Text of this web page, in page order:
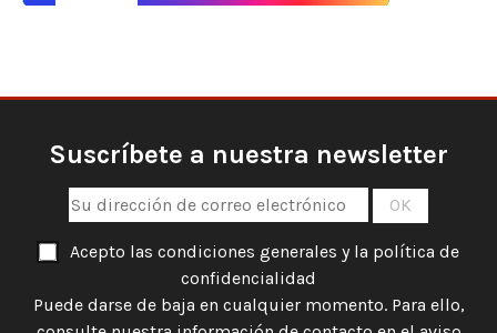
Suscríbete a nuestra newsletter
Acepto las condiciones generales y la política de
confidencialidad
Puede darse de baja en cualquier momento. Para ello,